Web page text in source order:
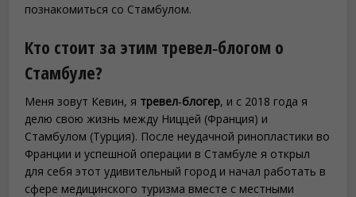
познакомиться со Стамбулом.
Кто стоит за этим тревел‑блогом о
Стамбуле?
Меня зовут Кевин, я тревел‑блогер, и с 2018 года я
делю свою жизнь между Ниццей (Франция) и
Стамбулом (Турция). После неудачной ринопластики во
Франции и успешной операции в Стамбуле я открыл
для себя этот удивительный город и начал работать в
сфере медицинского туризма вместе с местными